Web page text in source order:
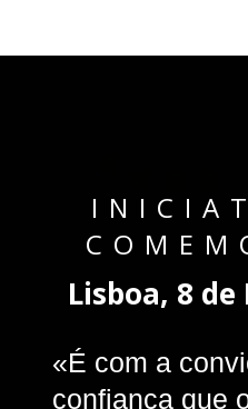
Lisboa, 8 de
«É com a
confiança que